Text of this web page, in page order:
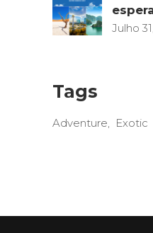
Julho
Tags
Adventure Exotic